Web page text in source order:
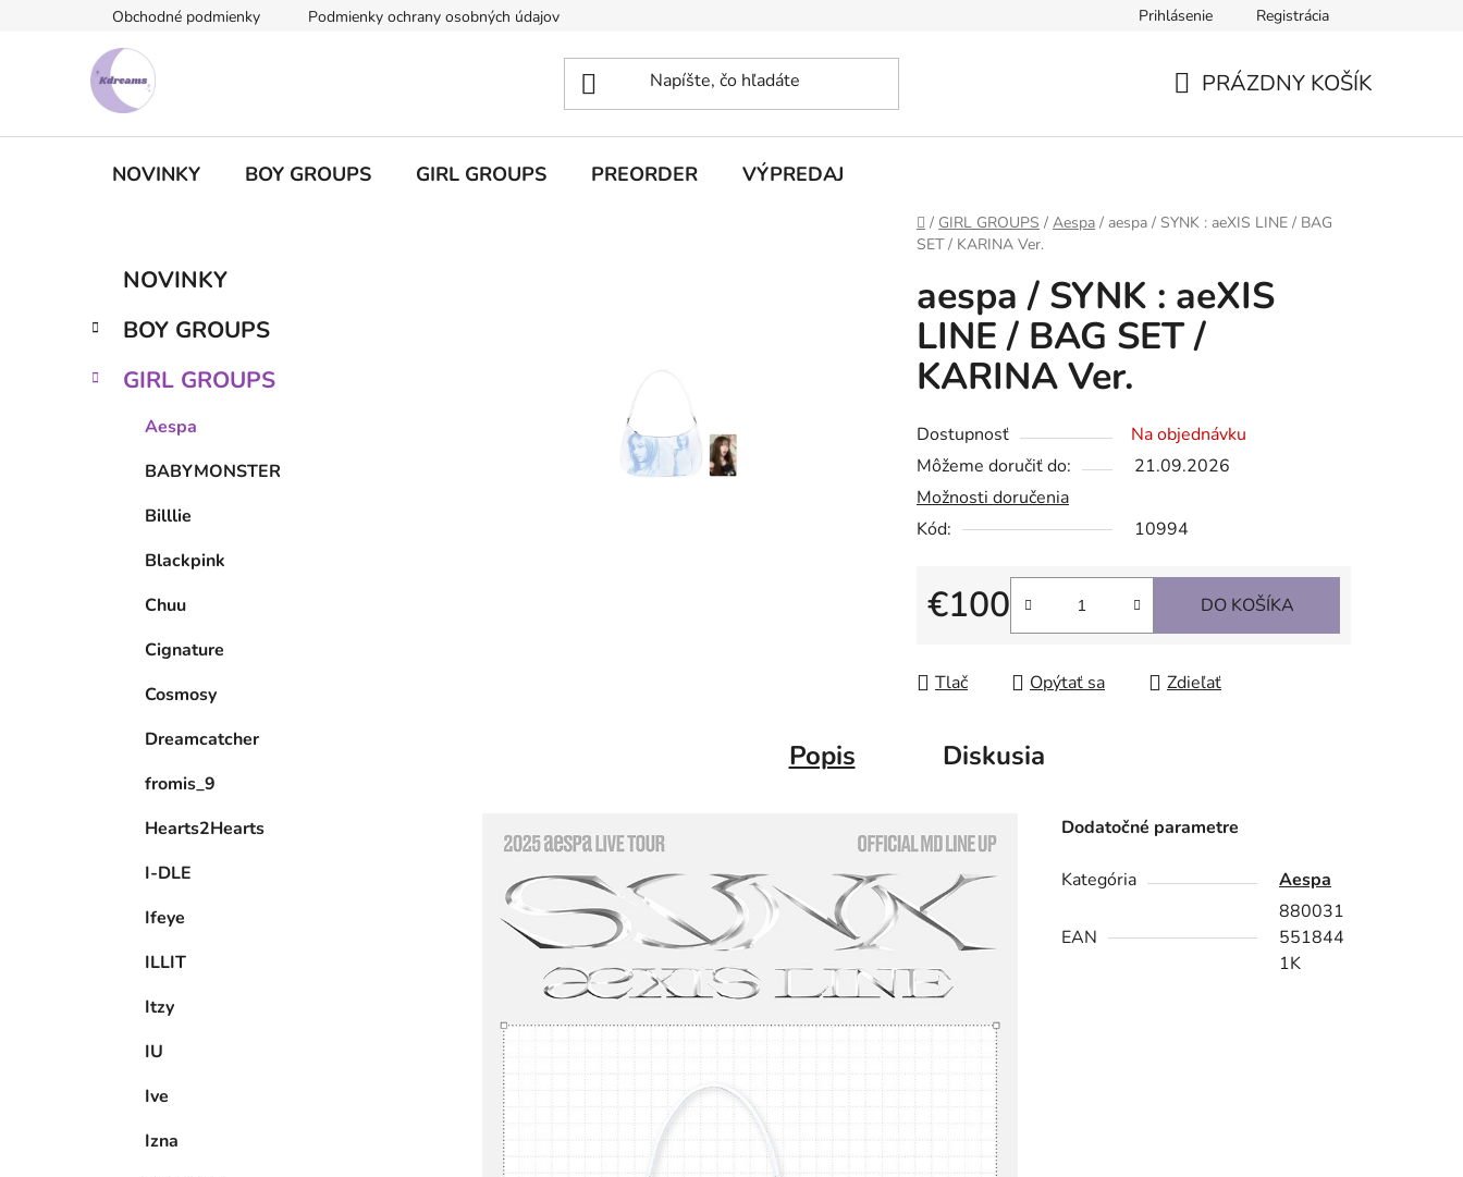
Obchodné podmienky Podmienky ochrany osobných údajov Prihlásenie Registrácia
PRÁZDNY KOŠÍK
NOVINKY BOY GROUPS GIRL GROUPS PREORDER VÝPREDAJ
Domov
/ GIRL GROUPS / Aespa / aespa / SYNK : aeXIS LINE / BAG
SET / KARINA Ver.
č
ý
Preskočiť
kategórie
e
ó
NOVINKY
BOY GROUPS
GIRL GROUPS
Aespa
BABYMONSTER
Billlie
Blackpink
Chuu
Cignature
Cosmosy
Dreamcatcher
fromis_9
Hearts2Hearts
I-DLE
Ifeye
ILLIT
Itzy
IU
Ive
Izna
aespa / SYNK : aeXIS
LINE / BAG SET /
KARINA Ver.
Dostupnosť
Na objednávku
Môžeme doručiť do:
21.09.2026
Možnosti doručenia
Kód:
10994
€100
Jednotková cena:
DO KOŠÍKA
Tlač Opýtať sa Zdieľať
Popis Diskusia
Dodatočné parametre
Kategória Aespa
EAN
880031
551844
1K